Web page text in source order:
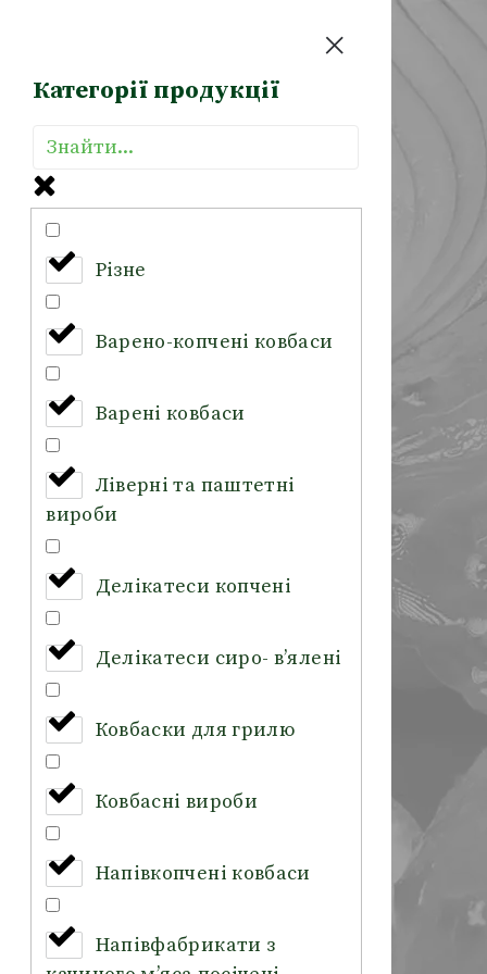
Категорії продукції
Різне
Варено-копчені ковбаси
Варені ковбаси
Ліверні та паштетні
вироби
Делікатеси копчені
Делікатеси сиро- в’ялені
Ковбаски для грилю
Ковбасні вироби
Напівкопчені ковбаси
Напівфабрикати з